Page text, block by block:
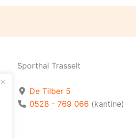
Sporthal Trasselt
De Tilber 5
0528 - 769 066 (kantine)